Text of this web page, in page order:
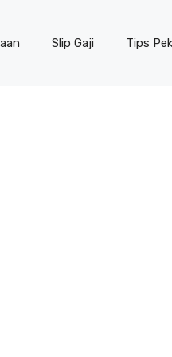
Slip Gaji Tips